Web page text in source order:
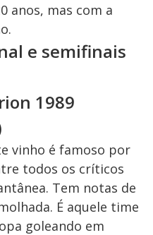
anos, mas com a
e semifinais
1989
vinho é famoso por
todos os críticos
Tem notas de
É aquele time
goleando em